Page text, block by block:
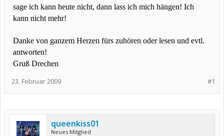
sage ich kann heute nicht, dann lass ich mich hängen! Ich
kann nicht mehr!
Danke von ganzem Herzen fürs zuhören oder lesen und evtl.
antworten!
Gruß Drechen
#1
23. Februar 2009
queenkiss01
Neues Mitglied